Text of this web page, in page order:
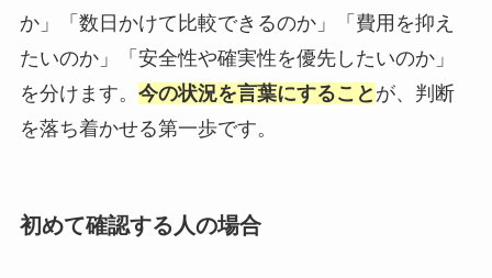
か」「数日かけて比較できるのか」「費用を抑え
たいのか」「安全性や確実性を優先したいのか」
を分けます。 今の状況を言葉にすること が、判断
を落ち着かせる第一歩です。
初めて確認する人の場合